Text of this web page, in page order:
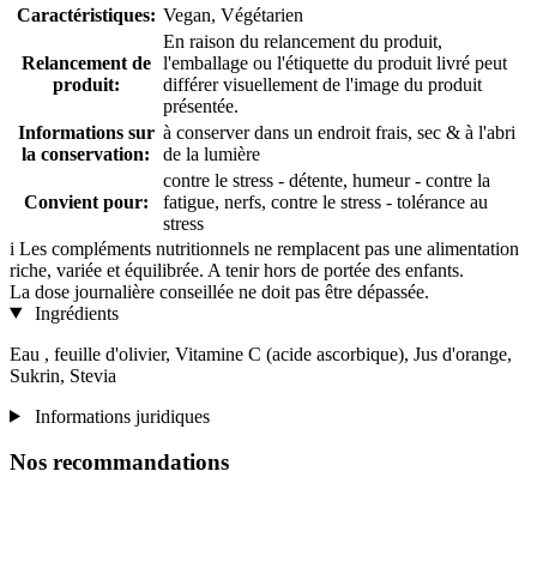
Caractéristiques: Vegan, Végétarien
Relancement de
produit:
En raison du relancement du produit,
l'emballage ou l'étiquette du produit livré peut
différer visuellement de l'image du produit
présentée.
Informations sur
la conservation:
à conserver dans un endroit frais, sec & à l'abri
de la lumière
Convient pour:
contre le stress - détente, humeur - contre la
fatigue, nerfs, contre le stress - tolérance au
stress
i Les compléments nutritionnels ne remplacent pas une alimentation
riche, variée et équilibrée. A tenir hors de portée des enfants.
La dose journalière conseillée ne doit pas être dépassée.
Ingrédients
Eau , feuille d'olivier, Vitamine C (acide ascorbique), Jus d'orange,
Sukrin, Stevia
Informations juridiques
Nos recommandations